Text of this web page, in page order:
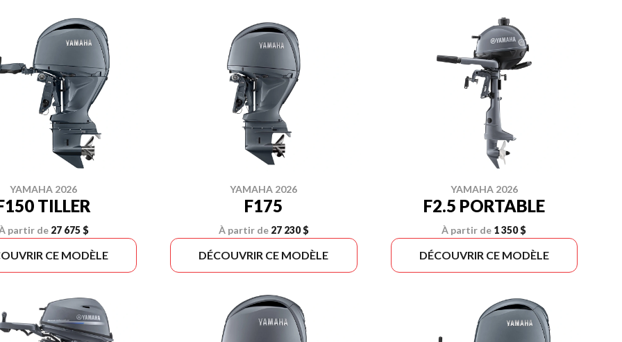
YAMAHA 2026
TILLER
partir de 27 675 $
CE MODÈLE
YAMAHA 2026
F175
À partir de 27 230 $
DÉCOUVRIR CE MODÈLE
YAMAHA 2026
F2.5 PORTABLE
À partir de 1 350 $
DÉCOUVRIR CE MODÈLE